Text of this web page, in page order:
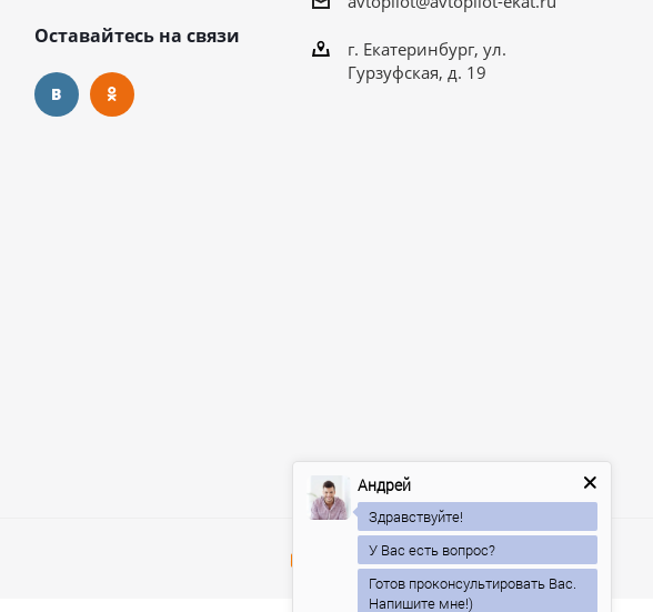
Оставайтесь на связи
г. Екатеринбург, ул.
Гурзуфская, д. 19
Андрей
Здравствуйте!
У Вас есть вопрос?
Готов проконсультировать Вас.
Напишите мне!)